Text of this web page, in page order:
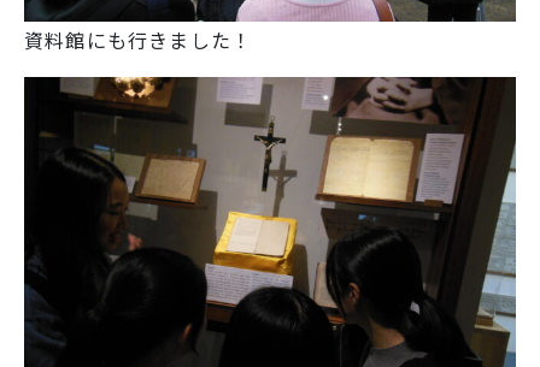
利用規約・免責事項 個人情報保護方針
SNS運用ポリシー 学校いじめ防止基本方針
採用情報
@kobe_kaisei
資料館にも行きました！